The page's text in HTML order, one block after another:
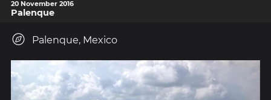
20 November 2016
Palenque
Palenque, Mexico